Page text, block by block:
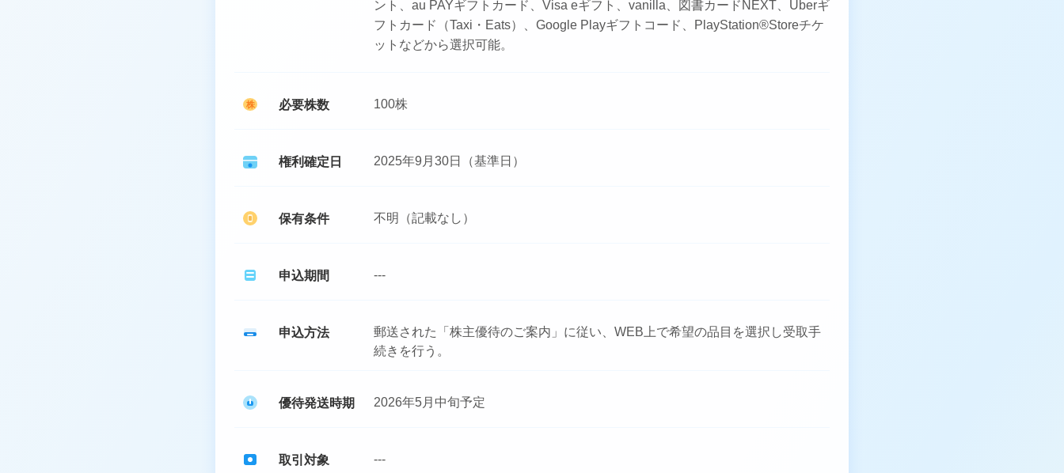
ント、au PAYギフトカード、Visa eギフト、vanilla、図書カードNEXT、Uberギ
フトカード（Taxi・Eats）、Google Playギフトコード、PlayStation®Storeチケ
ットなどから選択可能。
株 必要株数 100株
権利確定日 2025年9月30日（基準日）
保有条件 不明（記載なし）
申込期間 ---
申込方法
郵送された「株主優待のご案内」に従い、WEB上で希望の品目を選択し受取手
続きを行う。
優待発送時期 2026年5月中旬予定
取引対象 ---